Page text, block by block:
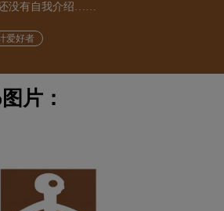
没有自我介绍……
爱好者
片：